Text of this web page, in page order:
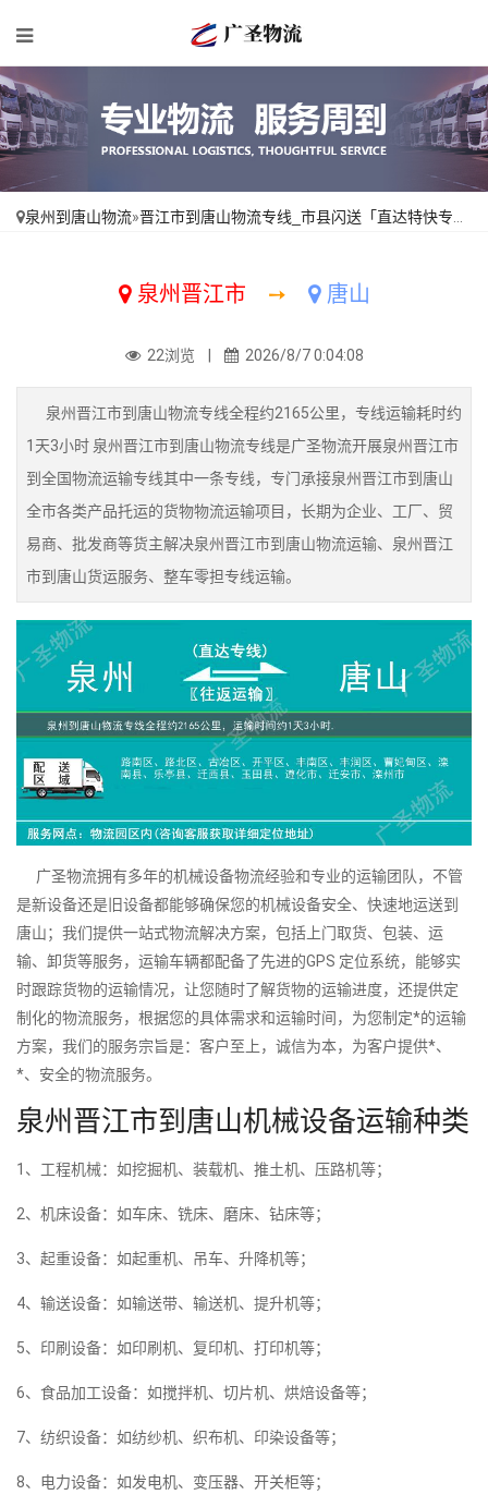
泉州到唐山物流»晋江市到唐山物流专线_市县闪送「直达特快专线」
泉州晋江市 ➙ 唐山
22浏览 | 2026/8/7 0:04:08
泉州晋江市到唐山物流专线全程约2165公里，专线运输耗时约
1天3小时 泉州晋江市到唐山物流专线是广圣物流开展泉州晋江市
到全国物流运输专线其中一条专线，专门承接泉州晋江市到唐山
全市各类产品托运的货物物流运输项目，长期为企业、工厂、贸
易商、批发商等货主解决泉州晋江市到唐山物流运输、泉州晋江
市到唐山货运服务、整车零担专线运输。
广圣物流拥有多年的机械设备物流经验和专业的运输团队，不管
是新设备还是旧设备都能够确保您的机械设备安全、快速地运送到
唐山；我们提供一站式物流解决方案，包括上门取货、包装、运
输、卸货等服务，运输车辆都配备了先进的GPS 定位系统，能够实
时跟踪货物的运输情况，让您随时了解货物的运输进度，还提供定
制化的物流服务，根据您的具体需求和运输时间，为您制定*的运输
方案，我们的服务宗旨是：客户至上，诚信为本，为客户提供*、
*、安全的物流服务。
泉州晋江市到唐山机械设备运输种类
1、工程机械：如挖掘机、装载机、推土机、压路机等；
2、机床设备：如车床、铣床、磨床、钻床等；
3、起重设备：如起重机、吊车、升降机等；
4、输送设备：如输送带、输送机、提升机等；
5、印刷设备：如印刷机、复印机、打印机等；
6、食品加工设备：如搅拌机、切片机、烘焙设备等；
7、纺织设备：如纺纱机、织布机、印染设备等；
8、电力设备：如发电机、变压器、开关柜等；